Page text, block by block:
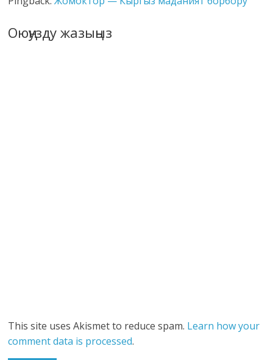
Оюңузду жазыңыз
This site uses Akismet to reduce spam. Learn how your
comment data is processed.